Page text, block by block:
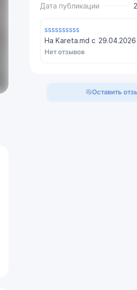
Дата публикации
ssssssssss
На Kareta.md с 29.04.2026
Нет отзывов
Оставить